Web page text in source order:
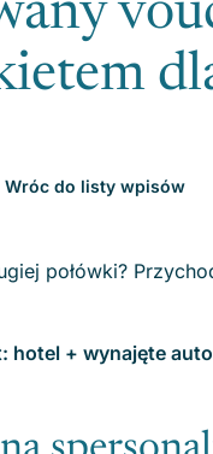
Wróc do listy wpisów
połówki?
hotel + wynajęte